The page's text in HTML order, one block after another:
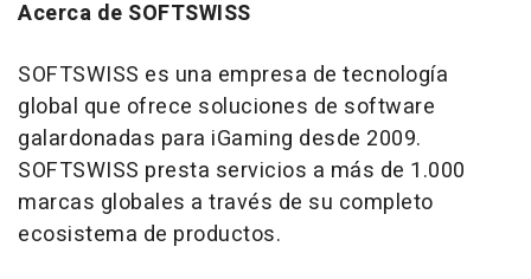
Acerca de SOFTSWISS
SOFTSWISS es una empresa de tecnología
global que ofrece soluciones de software
galardonadas para iGaming desde 2009.
SOFTSWISS presta servicios a más de 1.000
marcas globales a través de su completo
ecosistema de productos.